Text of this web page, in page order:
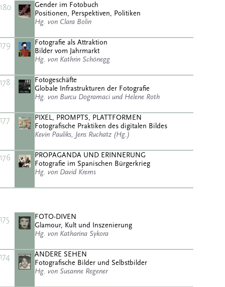
180
Gender im Fotobuch
Positionen, Perspektiven, Politiken
Hg. von Clara Bolin
179
Fotografie als Attraktion
Bilder vom Jahrmarkt
Hg. von Kathrin Schönegg
178
Fotogeschäfte
Globale Infrastrukturen der Fotografie
Hg. von Burcu Dogramaci und Helene Roth
177
PIXEL, PROMPTS, PLATTFORMEN
Fotografische Praktiken des digitalen Bildes
Kevin Pauliks, Jens Ruchatz (Hg.)
176
PROPAGANDA UND ERINNERUNG
Fotografie im Spanischen Bürgerkrieg
Hg. von David Krems
175
FOTO-DIVEN
Glamour, Kult und Inszenierung
Hg. von Katharina Sykora
174
ANDERE SEHEN
Fotografische Bilder und Selbstbilder
Hg. von Susanne Regener